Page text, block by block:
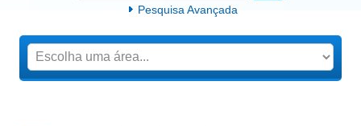
Pesquisa Avançada